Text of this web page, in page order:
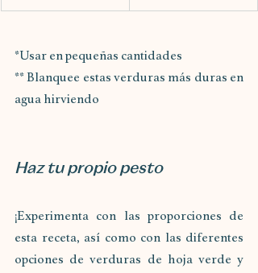
*Usar en pequeñas cantidades
** Blanquee estas verduras más duras en
agua hirviendo
Haz tu propio pesto
¡Experimenta con las proporciones de
esta receta, así como con las diferentes
opciones de verduras de hoja verde y